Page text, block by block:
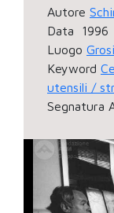
Autore
Data 1996
Luogo
Keyword
utensili /
Segnatura